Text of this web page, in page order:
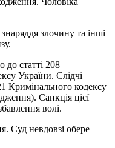
злочину та інші
до статті 208
України. Слідчі
Кримінального кодексу
Санкція цієї
волі.
Суд невдовзі обере